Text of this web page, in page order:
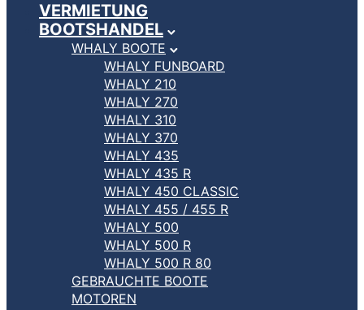
VERMIETUNG
BOOTSHANDEL
WHALY BOOTE
WHALY FUNBOARD
WHALY 210
WHALY 270
WHALY 310
WHALY 370
WHALY 435
WHALY 435 R
WHALY 450 CLASSIC
WHALY 455 / 455 R
WHALY 500
WHALY 500 R
WHALY 500 R 80
GEBRAUCHTE BOOTE
MOTOREN